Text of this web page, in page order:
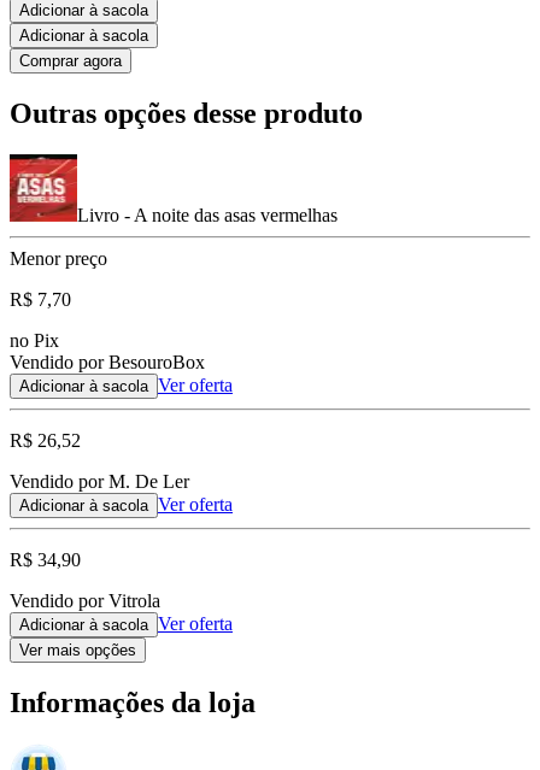
Adicionar à sacola
Adicionar à sacola
Comprar agora
Outras opções desse produto
Livro - A noite das asas vermelhas
Menor preço
R$ 7,70
no Pix
Vendido por BesouroBox
Adicionar à sacola Ver oferta
R$ 26,52
Vendido por M. De Ler
Adicionar à sacola Ver oferta
R$ 34,90
Vendido por Vitrola
Adicionar à sacola Ver oferta
Ver mais opções
Informações da loja